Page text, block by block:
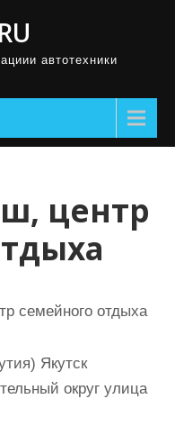
автотехники
центр
семейного отдыха
Якутск
округ улица